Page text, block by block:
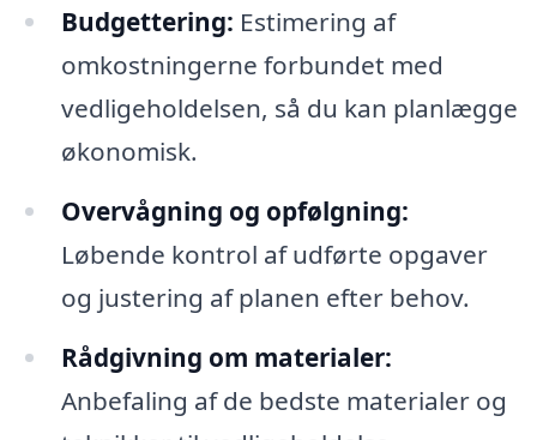
Budgettering: Estimering af
omkostningerne forbundet med
vedligeholdelsen, så du kan planlægge
økonomisk.
Overvågning og opfølgning:
Løbende kontrol af udførte opgaver
og justering af planen efter behov.
Rådgivning om materialer:
Anbefaling af de bedste materialer og